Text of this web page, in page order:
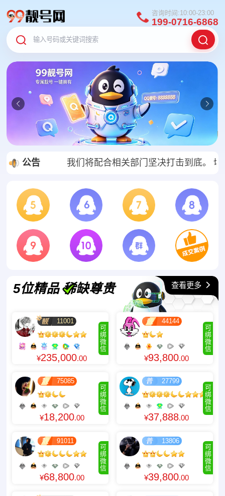
咨询时间:10:00-23:00
199-0716-6868
公告
，一经发现，我们将配合相关部门坚决打击到底。 切
5位精品 稀缺尊贵 查看更多
可
绑
微
信
11001
¥235,000.00
可
绑
微
信
44144
¥93,800.00
可
绑
微
信
75085
¥18,200.00
可
绑
微
信
27799
¥37,888.00
可
绑
微
信
91011
¥68,800.00
可
绑
微
信
13806
¥39,800.00